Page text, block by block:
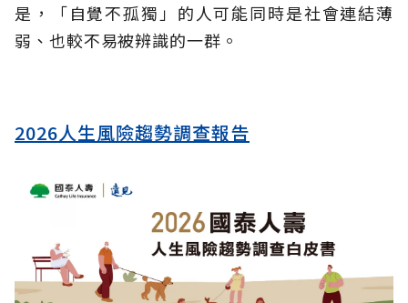
是，「自覺不孤獨」的人可能同時是社會連結薄
弱、也較不易被辨識的一群。
2026人生風險趨勢調查報告